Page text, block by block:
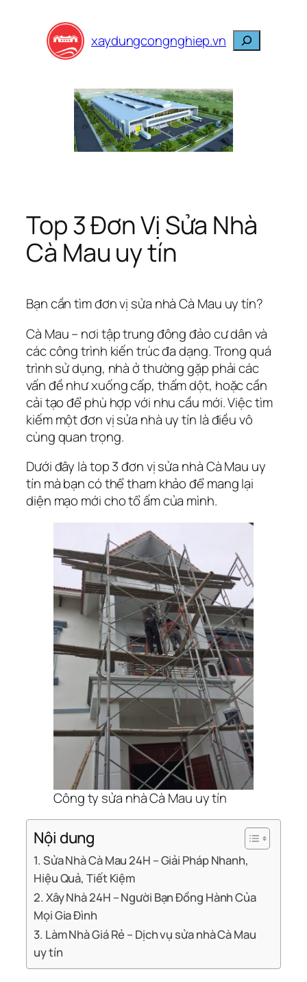
content
xaydungcongnghiep.vn Search
Top 3 Đơn Vị Sửa Nhà
Cà Mau uy tín
Bạn cần tìm đơn vị sửa nhà Cà Mau uy tín?
Cà Mau – nơi tập trung đông đảo cư dân và
các công trình kiến trúc đa dạng. Trong quá
trình sử dụng, nhà ở thường gặp phải các
vấn đề như xuống cấp, thấm dột, hoặc cần
cải tạo để phù hợp với nhu cầu mới. Việc tìm
kiếm một đơn vị sửa nhà uy tín là điều vô
cùng quan trọng.
Dưới đây là top 3 đơn vị sửa nhà Cà Mau uy
tín mà bạn có thể tham khảo để mang lại
diện mạo mới cho tổ ấm của mình.
Công ty sửa nhà Cà Mau uy tín
Nội dung
1. Sửa Nhà Cà Mau 24H – Giải Pháp Nhanh,
Hiệu Quả, Tiết Kiệm
2. Xây Nhà 24H – Người Bạn Đồng Hành Của
Mọi Gia Đình
3. Làm Nhà Giá Rẻ – Dịch vụ sửa nhà Cà Mau
uy tín